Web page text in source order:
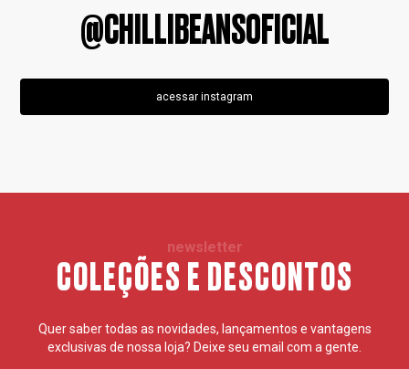
@CHILLIBEANSOFICIAL
acessar instagram
newsletter
COLEÇÕES E DESCONTOS
Quer saber todas as novidades, lançamentos e vantagens
exclusivas de nossa loja? Deixe seu email com a gente.